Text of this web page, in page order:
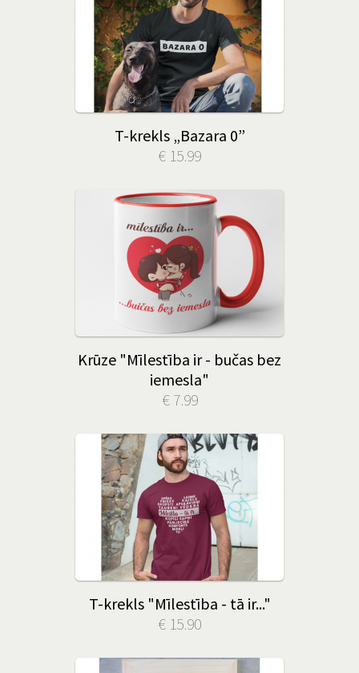
T-krekls „Bazara 0”
€ 15.99
Krūze "Mīlestība ir - bučas bez
iemesla"
€ 7.99
T-krekls "Mīlestība - tā ir..."
€ 15.90